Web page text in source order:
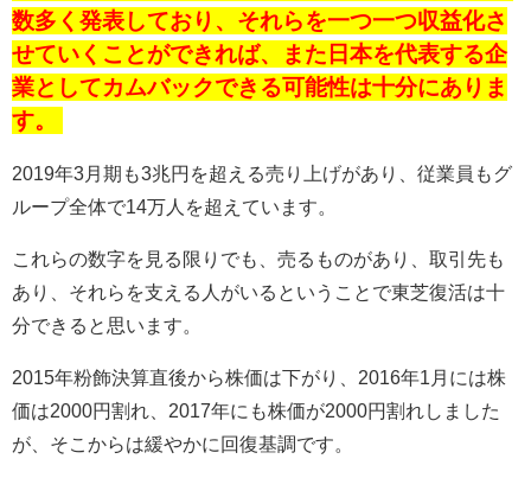
数多く発表しており、それらを一つ一つ収益化さ
せていくことができれば、また日本を代表する企
業としてカムバックできる可能性は十分にありま
す。
2019年3 月期も3兆円を超える売り上げがあり、従業員もグ
ループ全体で14万人を超えています。
これらの数字を見る限りでも、売るものがあり、取引先も
あり、それらを支える人がいるということで東芝復活は十
分できると思います。
2015年粉飾決算直後から株価は下がり、 2016年1
月には株
価は2000円割れ、 2017年にも株価が2000円割れしました
が、そこからは緩やかに回復基調です。